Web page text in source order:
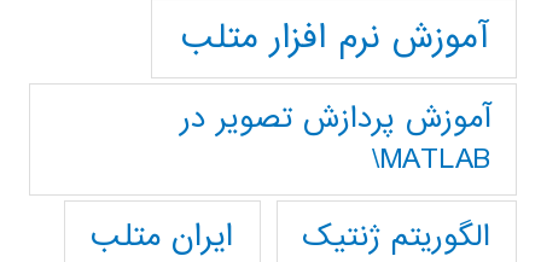
آموزش نرم افزار متلب
آموزش پردازش تصوير در
MATLAB\
الگوریتم ژنتیک
ایران متلب